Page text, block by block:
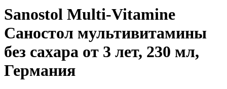
Sanostol Multi-Vitamine
Саностол мультивитамины
без сахара от 3 лет, 230 мл,
Германия